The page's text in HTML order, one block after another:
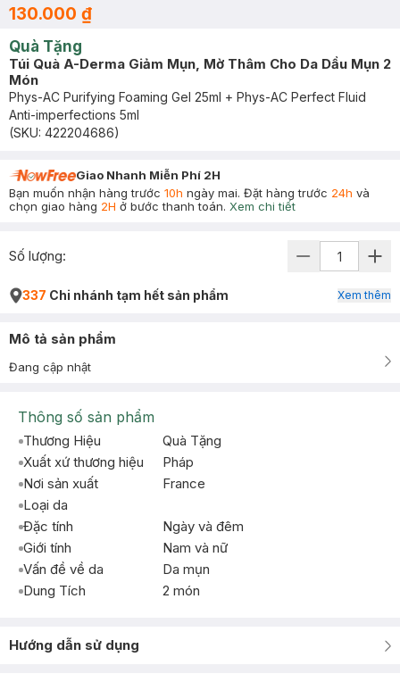
130.000 ₫
Quà Tặng
Túi Quà A-Derma Giảm Mụn, Mờ Thâm Cho Da Dầu Mụn 2
Món
Phys-AC Purifying Foaming Gel 25ml + Phys-AC Perfect Fluid
Anti-imperfections 5ml
(SKU: 422204686)
Giao Nhanh Miễn Phí 2H
Bạn muốn nhận hàng trước 10h ngày mai. Đặt hàng trước 24h và
chọn giao hàng 2H ở bước thanh toán. Xem chi tiết
Số lượng:
337 Chi nhánh tạm hết sản phẩm Xem thêm
Mô tả sản phẩm
Đang cập nhật
Thông số sản phẩm
Thương Hiệu
Quà Tặng
Xuất xứ thương hiệu
Pháp
Nơi sản xuất
France
Loại da
Đặc tính
Ngày và đêm
Giới tính
Nam và nữ
Vấn đề về da
Da mụn
Dung Tích
2 món
Hướng dẫn sử dụng